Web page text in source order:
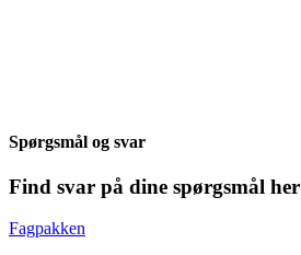
Spørgsmål og svar
Find svar på dine spørgsmål her
Fagpakken